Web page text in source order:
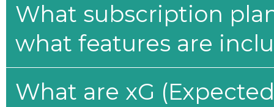
What subscription
what features are
What are xG